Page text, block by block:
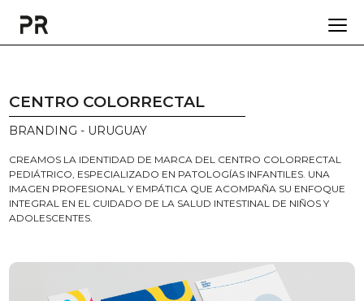
CENTRO COLORRECTAL
BRANDING - URUGUAY
CREAMOS LA IDENTIDAD DE MARCA DEL CENTRO COLORRECTAL
PEDIÁTRICO, ESPECIALIZADO EN PATOLOGÍAS INFANTILES. UNA
IMAGEN PROFESIONAL Y EMPÁTICA QUE ACOMPAÑA SU ENFOQUE
INTEGRAL EN EL CUIDADO DE LA SALUD INTESTINAL DE NIÑOS Y
ADOLESCENTES.